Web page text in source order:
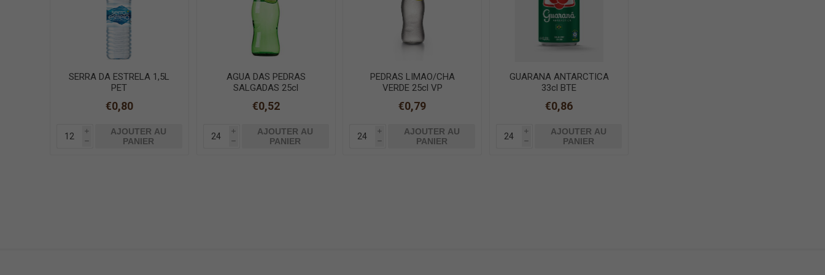
SERRA DA ESTRELA 1,5L
PET
€0,80
i
h
AJOUTER AU
PANIER
AGUA DAS PEDRAS
SALGADAS 25cl
€0,52
i
h
AJOUTER AU
PANIER
PEDRAS LIMAO/CHA
VERDE 25cl VP
€0,79
i
h
AJOUTER AU
PANIER
GUARANA ANTARCTICA
33cl BTE
€0,86
i
h
AJOUTER AU
PANIER